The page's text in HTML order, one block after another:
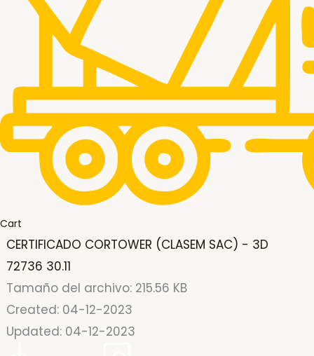
Cart
CERTIFICADO CORTOWER (CLASEM SAC) - 3D
72736 30.11
Tamaño del archivo: 215.56 KB
Created: 04-12-2023
Updated: 04-12-2023